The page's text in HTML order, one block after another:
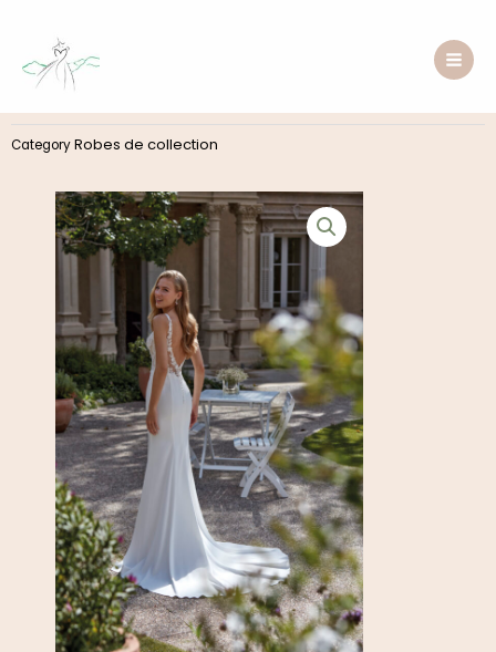
contenu
CategoryRobes de collection